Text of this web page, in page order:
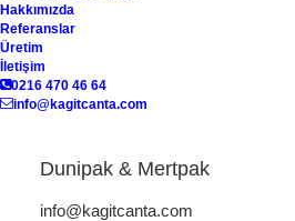
Hakkımızda
Referanslar
Üretim
İletişim
0216 470 46 64
info@kagitcanta.com
Dunipak & Mertpak
info@kagitcanta.com
Hamburger Kutusu HK-01
Hamburger